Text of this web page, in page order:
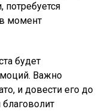
момент
будет
Важно
и довести его до